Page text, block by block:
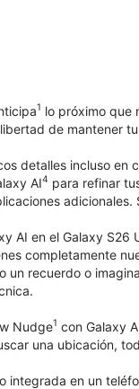
1 lo próximo que
de mantener
detalles incluso en
AI4 para refinar
adicionales.
AI en el Galaxy S26
completamente
recuerdo o
Nudge1 con Galaxy
una ubicación,
en un